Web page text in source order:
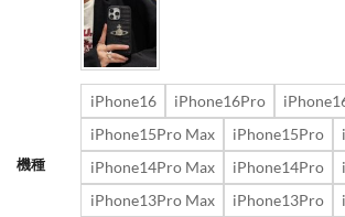
機種
iPhone16 iPhone16Pro
iPhone15Pro Max
iPhone15Pro
iPhone14Pro Max
iPhone14Pro
iPhone13Pro Max
iPhone13Pro